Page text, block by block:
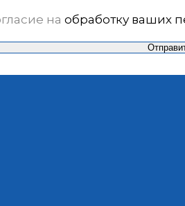
на обработку ваших